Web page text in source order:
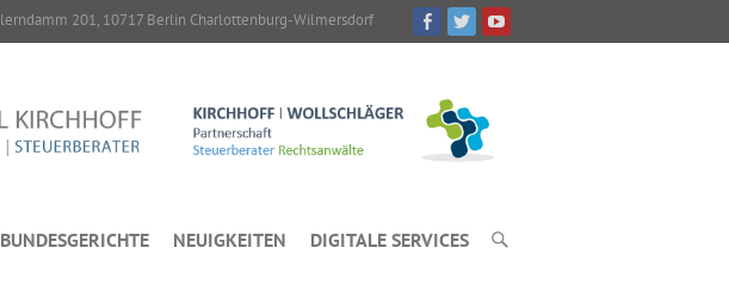
201, 10717 Berlin Charlottenburg-Wilmersdorf
BUNDESGERICHTE NEUIGKEITEN DIGITALE SERVICES